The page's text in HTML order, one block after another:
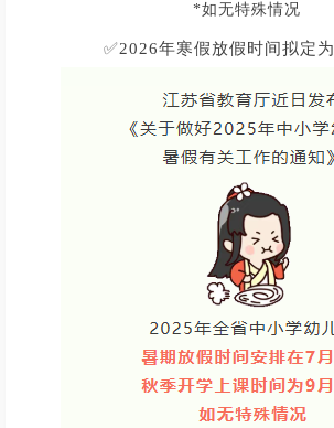
*如无特殊情况
✅2026年寒假放假时间拟定为